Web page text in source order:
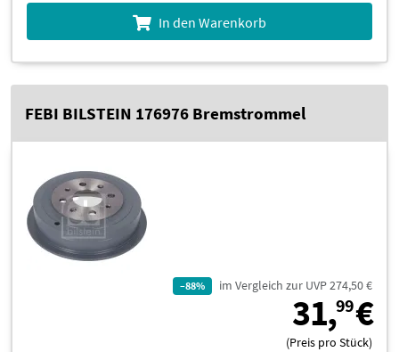
In den Warenkorb
FEBI BILSTEIN 176976 Bremstrommel
–88% im Vergleich zur UVP 274,50 €
31,99€
(Preis pro Stück)